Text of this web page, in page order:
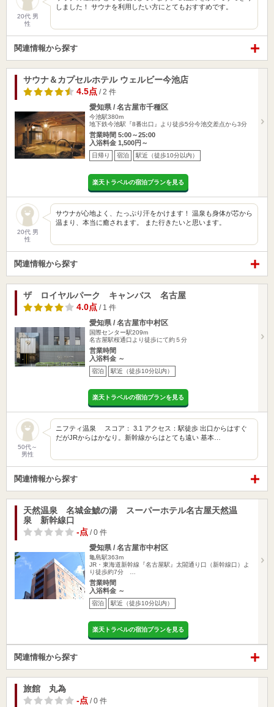
20代 男
性
しました！ サウナを利用したい方にとてもおすすめです。
関連情報から探す
サウナ＆カプセルホテル ウェルビー今池店
4.5点 / 2 件
愛知県 / 名古屋市千種区
今池駅380m
地下鉄今池駅『8番出口』より徒歩5分今池交差点から3分
営業時間 5:00～25:00
入浴料金 1,500円～
日帰り 宿泊 駅近（徒歩10分以内）
楽天トラベルの宿泊プランを見る
20代 男
性
サウナが心地よく、たっぷり汗をかけます！ 温泉も身体が芯から
温まり、本当に癒されます。 また行きたいと思います。
関連情報から探す
ザ ロイヤルパーク キャンバス 名古屋
4.0点 / 1 件
愛知県 / 名古屋市中村区
国際センター駅209m
名古屋駅桜通口より徒歩にて約５分
営業時間
入浴料金 ～
宿泊 駅近（徒歩10分以内）
楽天トラベルの宿泊プランを見る
50代～
男性
ニフティ温泉 スコア： 3.1 アクセス：駅徒歩 出口からはすぐ
だがJRからはかなり。新幹線からはとても遠い 基本…
関連情報から探す
天然温泉 名城金鯱の湯 スーパーホテル名古屋天然温
泉 新幹線口
-点 / 0 件
愛知県 / 名古屋市中村区
亀島駅363m
JR・東海道新幹線『名古屋駅』太閤通り口（新幹線口）よ
り徒歩約7分 …
営業時間
入浴料金 ～
宿泊 駅近（徒歩10分以内）
楽天トラベルの宿泊プランを見る
関連情報から探す
旅館 丸為
-点 / 0 件